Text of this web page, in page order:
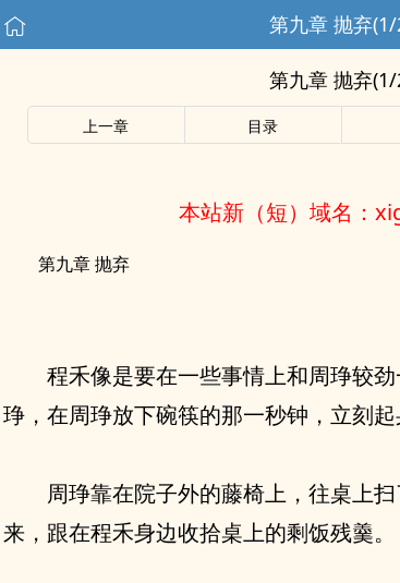
第九章 抛弃
第九章 抛弃
上一章 目录
本站新（短）域名：
第九章 抛弃
程禾像是要在一些事情上和周琤较
琤，在周琤放下碗筷的那一秒钟，立刻起
周琤靠在院子外的藤椅上，往桌上
来，跟在程禾身边收拾桌上的剩饭残羹。